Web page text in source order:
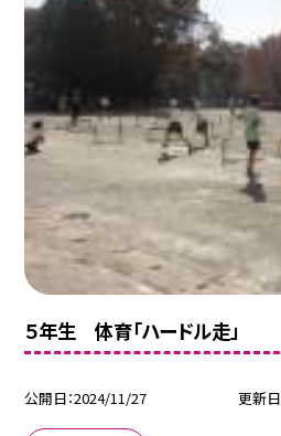
５年生 体育「ハードル走」
公開日 2024/11/27 更新日